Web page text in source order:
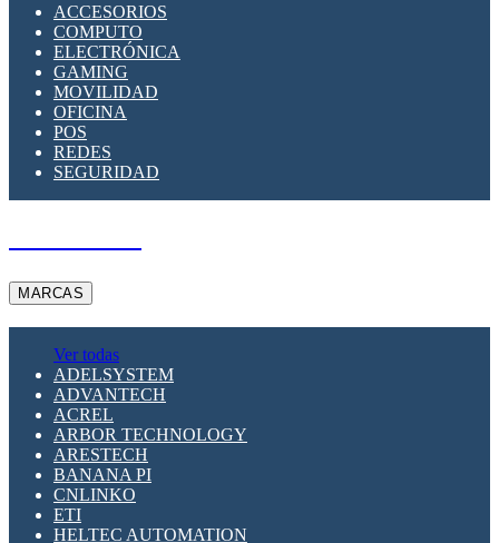
SUPRESOR DE TRANSIENTES SPDS PARA
APLICACIONES FOTOVOLTAICAS
ACCESORIOS
COMPUTO
ELECTRÓNICA
GAMING
MOVILIDAD
OFICINA
POS
REDES
SEGURIDAD
MARCAS
Ver todas
ADELSYSTEM
ADVANTECH
ACREL
ARBOR TECHNOLOGY
ARESTECH
BANANA PI
CNLINKO
ETI
HELTEC AUTOMATION